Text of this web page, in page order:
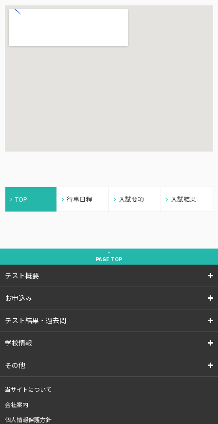
TOP 行事日程 入試要項 入試結果
PAGE TOP
テスト概要
お申込み
テスト結果・過去問
学校情報
その他
当サイトについて
会社案内
個人情報保護方針